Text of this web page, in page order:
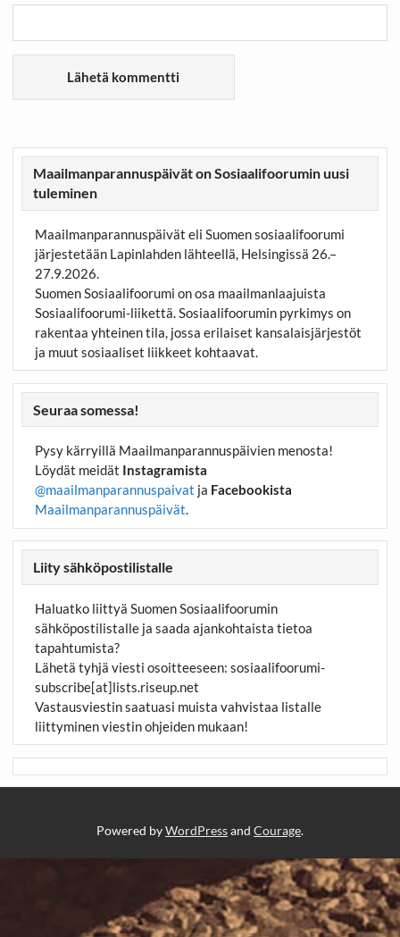
Maailmanparannuspäivät on Sosiaalifoorumin uusi
tuleminen
Maailmanparannuspäivät eli Suomen sosiaalifoorumi
järjestetään Lapinlahden lähteellä, Helsingissä 26.–
27.9.2026.
Suomen Sosiaalifoorumi on osa maailmanlaajuista
Sosiaalifoorumi-liikettä. Sosiaalifoorumin pyrkimys on
rakentaa yhteinen tila, jossa erilaiset kansalaisjärjestöt
ja muut sosiaaliset liikkeet kohtaavat.
Seuraa somessa!
Pysy kärryillä Maailmanparannuspäivien menosta!
Löydät meidät Instagramista
@maailmanparannuspaivat ja Facebookista
Maailmanparannuspäivät.
Liity sähköpostilistalle
Haluatko liittyä Suomen Sosiaalifoorumin
sähköpostilistalle ja saada ajankohtaista tietoa
tapahtumista?
Lähetä tyhjä viesti osoitteeseen: sosiaalifoorumi-
subscribe[at]lists.riseup.net
Vastausviestin saatuasi muista vahvistaa listalle
liittyminen viestin ohjeiden mukaan!
Powered byWordPressand Courage.